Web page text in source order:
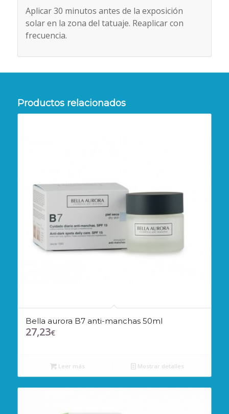
Aplicar 30 minutos antes de la exposición
solar en la zona del tatuaje. Reaplicar con
frecuencia.
Productos relacionados
Bella aurora B7 anti-manchas 50ml
27,23€
Leer más Mostrar detalles